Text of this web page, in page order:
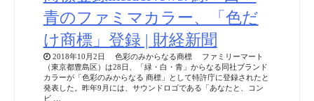
青のファミマカラー、「色だ
け商標」登録 | 財経新聞
2018年10月2日 色彩のみからなる商標 ファミリーマート
（東京都豊島区）は28日、「緑・白・青」からなる同社ブランド
カラーが「色彩のみからなる 商標」として特許庁に登録されたと
発表した。昨年9月には、サウンドロゴである「あなたと、コン
ビ …